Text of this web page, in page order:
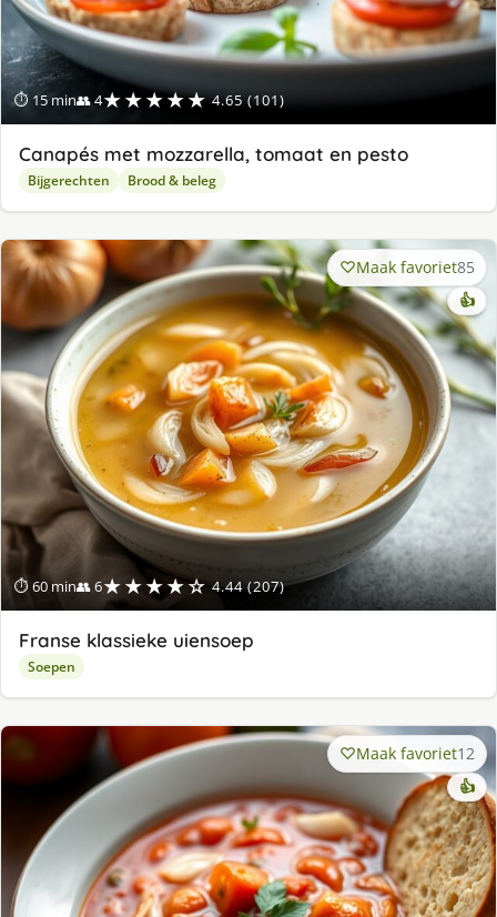
⏱ 15 min👥 4★★★★★ 4.65 (101)
Canapés met mozzarella, tomaat en pesto
Bijgerechten Brood & beleg
⏱ 60 min👥 6★★★★☆ 4.44 (207)
Maak favoriet85
👍
Franse klassieke uiensoep
Soepen
Maak favoriet12
👍